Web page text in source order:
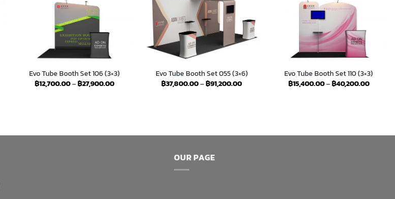
Evo Tube Booth Set 106 (3×3)
฿12,700.00–฿27,900.00Price
Evo Tube Booth Set 055 (3×6)
฿37,800.00–฿91,200.00Price
Evo Tube Booth Set 110 (3×3)
฿15,400.00–฿40,200.00Price
OUR PAGE